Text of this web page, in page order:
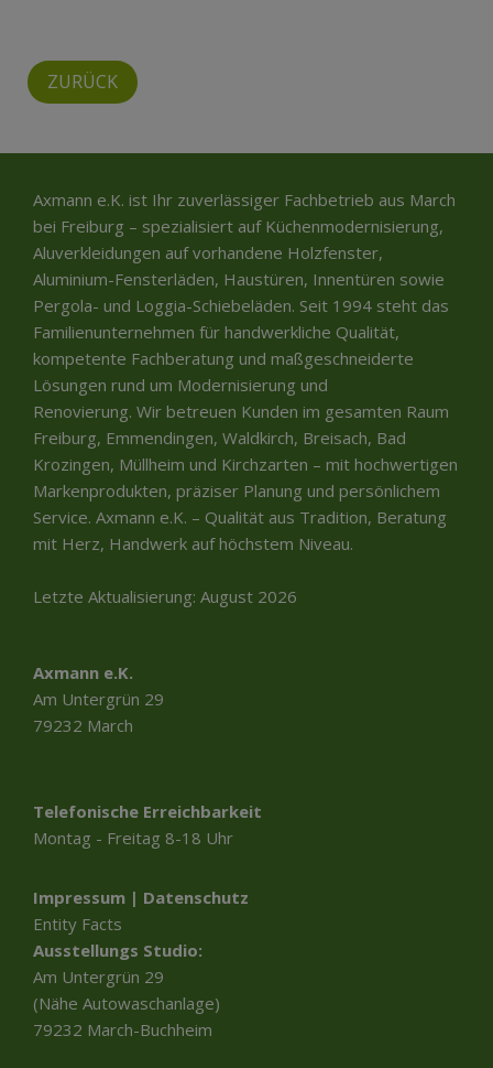
ZURÜCK
Axmann e.K. ist Ihr zuverlässiger Fachbetrieb aus March
bei Freiburg – spezialisiert auf Küchenmodernisierung,
Aluverkleidungen auf vorhandene Holzfenster,
Aluminium-Fensterläden, Haustüren, Innentüren sowie
Pergola- und Loggia-Schiebeläden. Seit 1994 steht das
Familienunternehmen für handwerkliche Qualität,
kompetente Fachberatung und maßgeschneiderte
Lösungen rund um Modernisierung und
Renovierung. Wir betreuen Kunden im gesamten Raum
Freiburg, Emmendingen, Waldkirch, Breisach, Bad
Krozingen, Müllheim und Kirchzarten – mit hochwertigen
Markenprodukten, präziser Planung und persönlichem
Service. Axmann e.K. – Qualität aus Tradition, Beratung
mit Herz, Handwerk auf höchstem Niveau.
Letzte Aktualisierung: August 2026
Axmann e.K.
Am Untergrün 29
79232 March
Telefonische Erreichbarkeit
Montag - Freitag 8-18 Uhr
Impressum | Datenschutz
Entity Facts
Ausstellungs Studio:
Am Untergrün 29
(Nähe Autowaschanlage)
79232 March-Buchheim